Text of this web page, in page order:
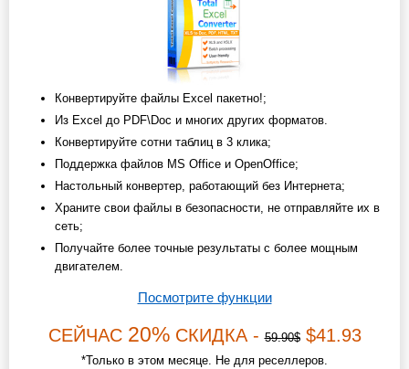
Конвертируйте файлы Excel пакетно!;
Из Excel до PDF\Doc и многих других форматов.
Конвертируйте сотни таблиц в 3 клика;
Поддержка файлов MS Office и OpenOffice;
Настольный конвертер, работающий без Интернета;
Храните свои файлы в безопасности, не отправляйте их в
сеть;
Получайте более точные результаты с более мощным
двигателем.
Посмотрите функции
СЕЙЧАС 20%СКИДКА -59.90$$41.93
*Только в этом месяце. Не для реселлеров.